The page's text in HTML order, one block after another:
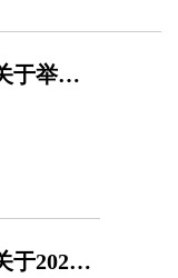
兖矿能源集团股份有限公司关于举办2023年第三季度业绩说明会的公告
兖矿能源集团股份有限公司关于2023年度第一期中期票据发行结果的公告